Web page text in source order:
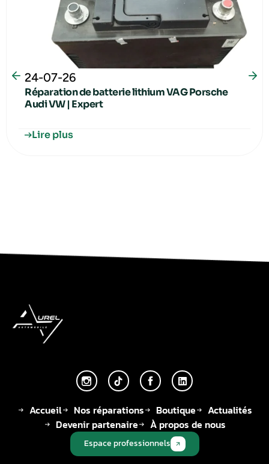
24-07-26
Réparation de batterie lithium VAG Porsche
Audi VW | Expert
Lire plus
Accueil Nos réparations Boutique
Actualités
Devenir partenaire
À propos de nous
Espace professionnels